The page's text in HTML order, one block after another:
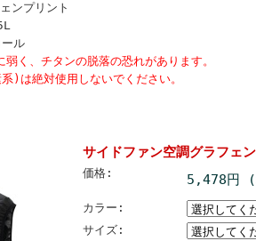
ンプリント
ル
く、チタンの脱落の恐れがあります。
)は絶対使用しないでください。
サイドファン空調グラフェ
価格: 5,478円 (
カラー:
サイズ: